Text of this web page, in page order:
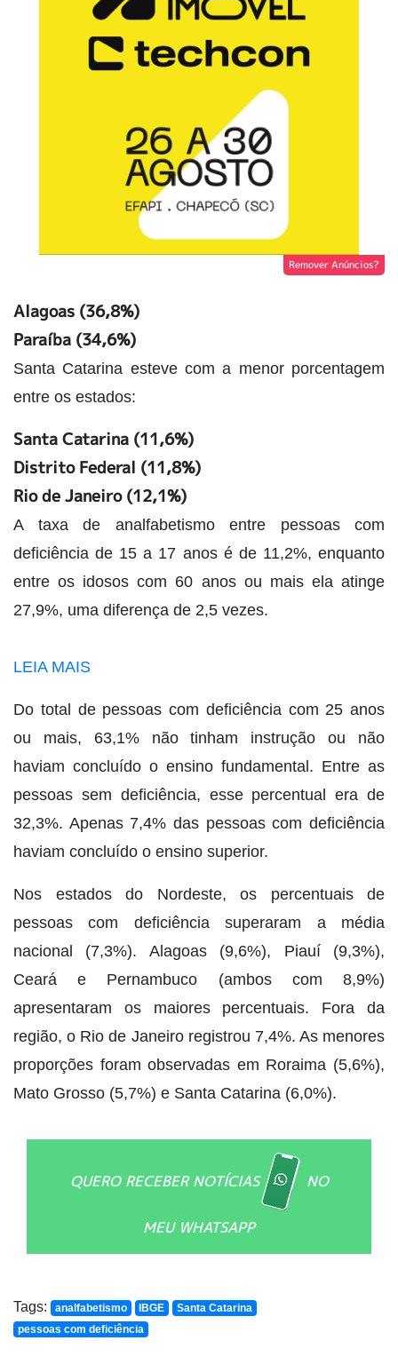
Remover Anúncios?
Alagoas (36,8%)
Paraíba (34,6%)
Santa Catarina esteve com a menor porcentagem
entre os estados:
Santa Catarina (11,6%)
Distrito Federal (11,8%)
Rio de Janeiro (12,1%)
A taxa de analfabetismo entre pessoas com
deficiência de 15 a 17 anos é de 11,2%, enquanto
entre os idosos com 60 anos ou mais ela atinge
27,9%, uma diferença de 2,5 vezes.
LEIA MAIS
Do total de pessoas com deficiência com 25 anos
ou mais, 63,1% não tinham instrução ou não
haviam concluído o ensino fundamental. Entre as
pessoas sem deficiência, esse percentual era de
32,3%. Apenas 7,4% das pessoas com deficiência
haviam concluído o ensino superior.
Nos estados do Nordeste, os percentuais de
pessoas com deficiência superaram a média
nacional (7,3%). Alagoas (9,6%), Piauí (9,3%),
Ceará e Pernambuco (ambos com 8,9%)
apresentaram os maiores percentuais. Fora da
região, o Rio de Janeiro registrou 7,4%. As menores
proporções foram observadas em Roraima (5,6%),
Mato Grosso (5,7%) e Santa Catarina (6,0%).
QUERO RECEBER NOTÍCIAS NO
MEU WHATSAPP
Tags: analfabetismo IBGE
Santa Catarina
pessoas com deficiência